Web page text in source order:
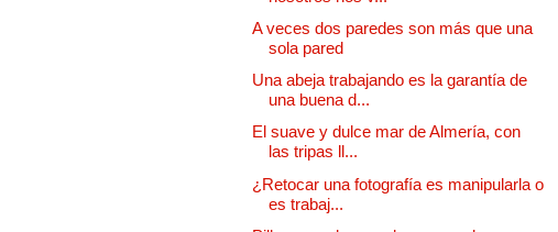
A veces dos paredes son más que una
sola pared
Una abeja trabajando es la garantía de
una buena d...
El suave y dulce mar de Almería, con
las tripas ll...
¿Retocar una fotografía es manipularla o
es trabaj...